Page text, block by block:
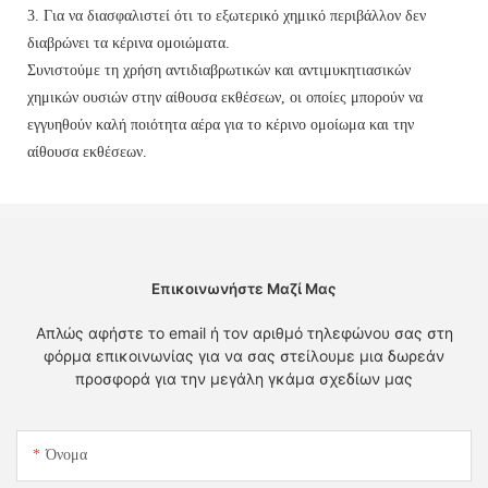
3. Για να διασφαλιστεί ότι το εξωτερικό χημικό περιβάλλον δεν
διαβρώνει τα κέρινα ομοιώματα.
Συνιστούμε τη χρήση αντιδιαβρωτικών και αντιμυκητιασικών
χημικών ουσιών στην αίθουσα εκθέσεων, οι οποίες μπορούν να
εγγυηθούν καλή ποιότητα αέρα για το κέρινο ομοίωμα και την
αίθουσα εκθέσεων.
Επικοινωνήστε Μαζί Μας
Απλώς αφήστε το email ή τον αριθμό τηλεφώνου σας στη
φόρμα επικοινωνίας για να σας στείλουμε μια δωρεάν
προσφορά για την μεγάλη γκάμα σχεδίων μας
Όνομα